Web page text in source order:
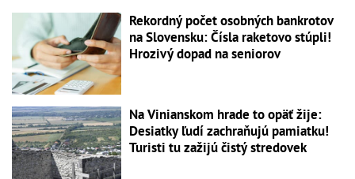
Rekordný počet osobných bankrotov
na Slovensku: Čísla raketovo stúpli!
Hrozivý dopad na seniorov
Na Vinianskom hrade to opäť žije:
Desiatky ľudí zachraňujú pamiatku!
Turisti tu zažijú čistý stredovek